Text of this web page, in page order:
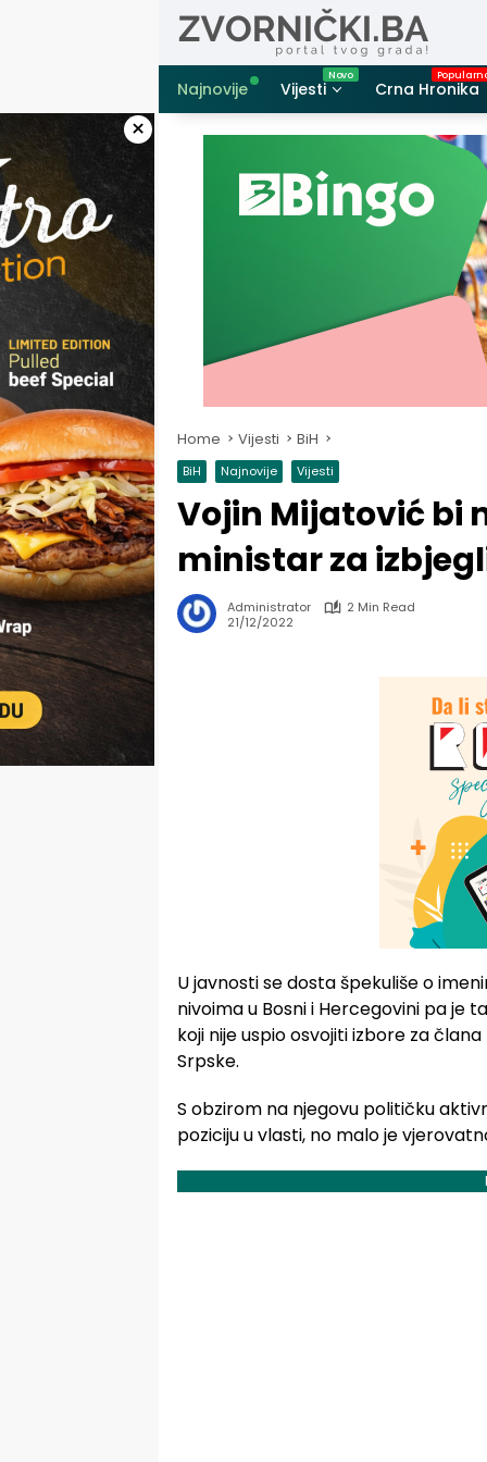
Najnovije
Vijesti Crna Hronika
×
Home Vijesti BiH
BiH Najnovije Vijesti
Vojin Mijatović bi
ministar za
Administrator
2 Min Read
21/12/2022
U javnosti se dosta špekuliše o
nivoima u Bosni i Hercegovini pa je
koji nije uspio osvojiti izbore za
Srpske.
S obzirom na njegovu političku
poziciju u vlasti, no malo je